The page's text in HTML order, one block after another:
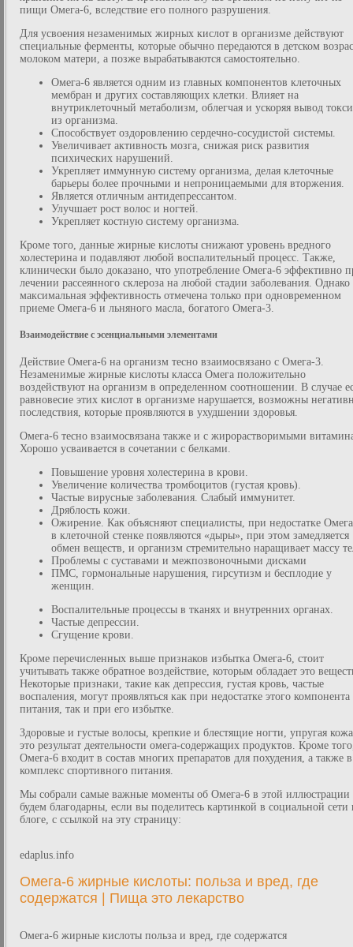
пищи Омега-6, вследствие его полного разрушения.
Для усвоения незаменимых жирных кислот в организме действуют
специальные ферменты, которые обычно передаются в детском
молоком матери, а позже вырабатываются самостоятельно.
Омега-6 является одним из главных компонентов клеточных
мембран и других составляющих клетки. Влияет на
внутриклеточный метаболизм, облегчая и ускоряя вывод
из организма.
Способствует оздоровлению сердечно-сосудистой системы.
Увеличивает активность мозга, снижая риск развития
психических нарушений.
Укрепляет иммунную систему организма, делая клеточные
барьеры более прочными и непроницаемыми для вторжения.
Является отличным антидепрессантом.
Улучшает рост волос и ногтей.
Укрепляет костную систему организма.
Кроме того, данные жирные кислоты снижают уровень вредного
холестерина и подавляют любой воспалительный процесс. Также,
клинически было доказано, что употребление Омега-6 эффективно
лечении рассеянного склероза на любой стадии заболевания. Однако
максимальная эффективность отмечена только при одновременном
приеме Омега-6 и льняного масла, богатого Омега-3.
Взаимодействие с эсенциальными элементами
Действие Омега-6 на организм тесно взаимосвязано с Омега-3.
Незаменимые жирные кислоты класса Омега положительно
воздействуют на организм в определенном соотношении. В случае
равновесие этих кислот в организме нарушается, возможны
последствия, которые проявляются в ухудшении здоровья.
Омега-6 тесно взаимосвязана также и с жирорастворимыми
Хорошо усваивается в сочетании с белками.
Повышение уровня холестерина в крови.
Увеличение количества тромбоцитов (густая кровь).
Частые вирусные заболевания. Слабый иммунитет.
Дряблость кожи.
Ожирение. Как объясняют специалисты, при недостатке
в клеточной стенке появляются «дыры», при этом замедляется
обмен веществ, и организм стремительно наращивает массу
Проблемы с суставами и межпозвоночными дисками
ПМС, гормональные нарушения, гирсутизм и бесплодие у
женщин.
Воспалительные процессы в тканях и внутренних органах.
Частые депрессии.
Сгущение крови.
Кроме перечисленных выше признаков избытка Омега-6, стоит
учитывать также обратное воздействие, которым обладает это
Некоторые признаки, такие как депрессия, густая кровь, частые
воспаления, могут проявляться как при недостатке этого компонента
питания, так и при его избытке.
Здоровые и густые волосы, крепкие и блестящие ногти, упругая
это результат деятельности омега-содержащих продуктов. Кроме
Омега-6 входит в состав многих препаратов для похудения, а также в
комплекс спортивного питания.
Мы собрали самые важные моменты об Омега-6 в этой иллюстрации
будем благодарны, если вы поделитесь картинкой в социальной сети
блоге, с ссылкой на эту страницу:
edaplus.info
Омега-6 жирные кислоты: польза и вред, где
содержатся | Пища это лекарство
Омега-6 жирные кислоты польза и вред, где содержатся